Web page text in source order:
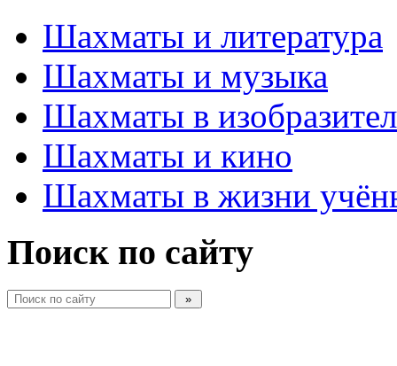
Шахматы и литература
Шахматы и музыка
Шахматы в
Шахматы и кино
Шахматы в жизни
Поиск по сайту